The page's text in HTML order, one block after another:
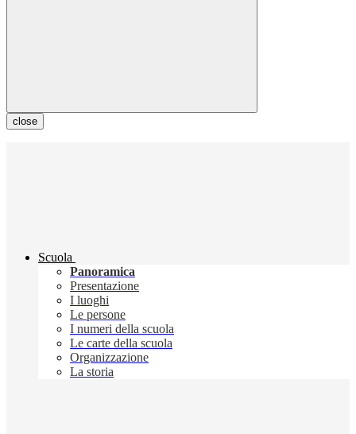
close
Scuola
Panoramica
Presentazione
I luoghi
Le persone
I numeri della scuola
Le carte della scuola
Organizzazione
La storia